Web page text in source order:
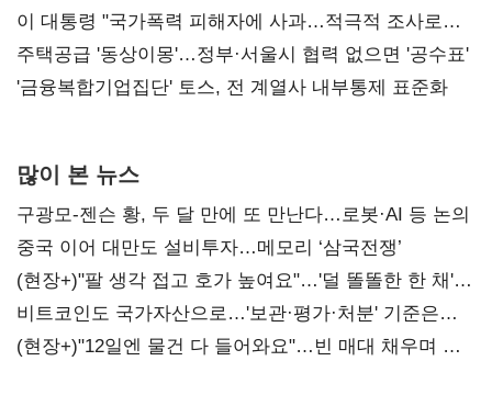
총선 지휘 못해"
이 대통령 "국가폭력 피해자에 사과…적극적 조사로
진실 밝혀야"
주택공급 '동상이몽'…정부·서울시 협력 없으면 '공수표'
'금융복합기업집단' 토스, 전 계열사 내부통제 표준화
많이 본 뉴스
구광모-젠슨 황, 두 달 만에 또 만난다…로봇·AI 등 논의
중국 이어 대만도 설비투자…메모리 ‘삼국전쟁’
(현장+)"팔 생각 접고 호가 높여요"…'덜 똘똘한 한 채'
20억 키맞추기
비트코인도 국가자산으로…'보관·평가·처분' 기준은
숙제
(현장+)"12일엔 물건 다 들어와요"…빈 매대 채우며 문